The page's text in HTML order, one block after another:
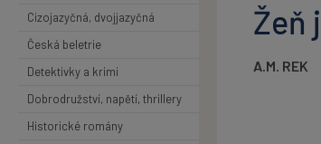
Cizojazyčná, dvojjazyčná
Česká beletrie
Detektivky a krimi
Dobrodružství, napětí, thrillery
Historické romány
Žeň
A.M. REK